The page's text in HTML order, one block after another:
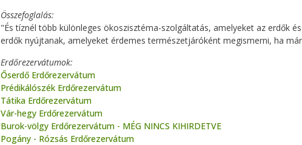
Összefoglalás
"És tíznél több különleges ökoszisztéma-szolgáltatás, amelyeket az erdők
erdők nyújtanak, amelyeket érdemes természetjáróként megismerni, ha
Erdőrezervátumok
Őserdő Erdőrezervátum
Prédikálószék Erdőrezervátum
Tátika Erdőrezervátum
Vár-hegy Erdőrezervátum
Burok-völgy Erdőrezervátum - MÉG NINCS KIHIRDETVE
Pogány - Rózsás Erdőrezervátum